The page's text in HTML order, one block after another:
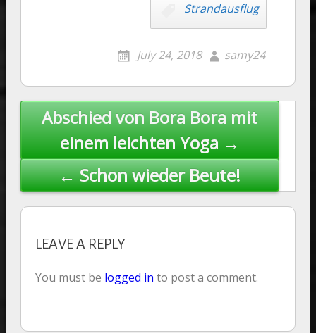
Strandausflug
July 24, 2018 samy24
Post
navigation
Abschied von Bora Bora mit
einem leichten Yoga →
← Schon wieder Beute!
LEAVE A REPLY
You must be logged in to post a comment.